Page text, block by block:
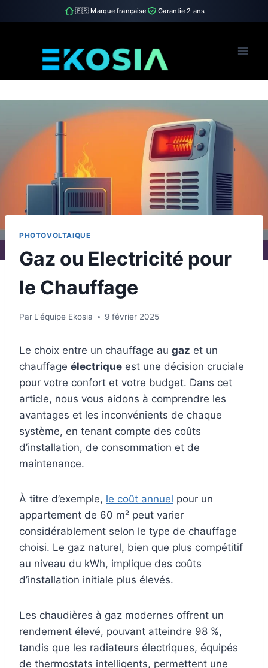
🇫🇷 Marque française Garantie 2 ans
PHOTOVOLTAIQUE
Gaz ou Electricité pour
le Chauffage
Par L'équipe Ekosia 9 février 2025
Le choix entre un chauffage au gaz et un
chauffage électrique est une décision cruciale
pour votre confort et votre budget. Dans cet
article, nous vous aidons à comprendre les
avantages et les inconvénients de chaque
système, en tenant compte des coûts
d’installation, de consommation et de
maintenance.
À titre d’exemple, le coût annuel pour un
appartement de 60 m² peut varier
considérablement selon le type de chauffage
choisi. Le gaz naturel, bien que plus compétitif
au niveau du kWh, implique des coûts
d’installation initiale plus élevés.
Les chaudières à gaz modernes offrent un
rendement élevé, pouvant atteindre 98 %,
tandis que les radiateurs électriques, équipés
de thermostats intelligents, permettent une